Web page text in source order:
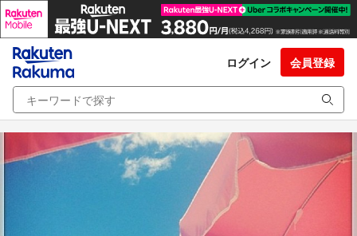
ログイン 会員登録